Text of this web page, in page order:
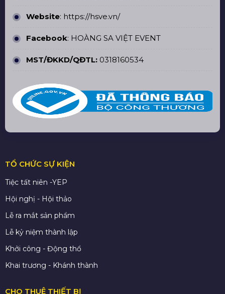
Website: https://hsve.vn/
Facebook: HOÀNG SA VIỆT EVENT
MST/ĐKKD/QĐTL: 0318160534
TỔ CHỨC SỰ KIỆN
Tiệc tất niên -YEP
Hội nghị - Hội thảo
Lễ ra mắt sản phẩm
Lễ kỷ niệm thành lập
Khởi công - Động thổ
Khai trương - Khánh thành
CHO THUÊ THIẾT BỊ